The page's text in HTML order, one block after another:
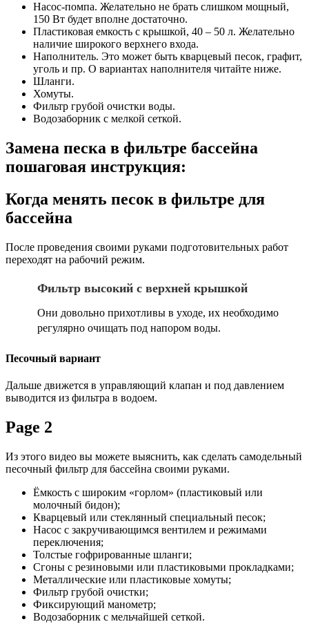
Насос-помпа. Желательно не брать слишком мощный,
150 Вт будет вполне достаточно.
Пластиковая емкость с крышкой, 40 – 50 л. Желательно
наличие широкого верхнего входа.
Наполнитель. Это может быть кварцевый песок, графит,
уголь и пр. О вариантах наполнителя читайте ниже.
Шланги.
Хомуты.
Фильтр грубой очистки воды.
Водозаборник с мелкой сеткой.
Замена песка в фильтре бассейна
пошаговая инструкция:
Когда менять песок в фильтре для
бассейна
После проведения своими руками подготовительных работ
переходят на рабочий режим.
Фильтр высокий с верхней крышкой
Они довольно прихотливы в уходе, их необходимо
регулярно очищать под напором воды.
Песочный вариант
Дальше движется в управляющий клапан и под давлением
выводится из фильтра в водоем.
Page 2
Из этого видео вы можете выяснить, как сделать самодельный
песочный фильтр для бассейна своими руками.
Ёмкость с широким «горлом» (пластиковый или
молочный бидон);
Кварцевый или стеклянный специальный песок;
Насос с закручивающимся вентилем и режимами
переключения;
Толстые гофрированные шланги;
Сгоны с резиновыми или пластиковыми прокладками;
Металлические или пластиковые хомуты;
Фильтр грубой очистки;
Фиксирующий манометр;
Водозаборник с мельчайшей сеткой.